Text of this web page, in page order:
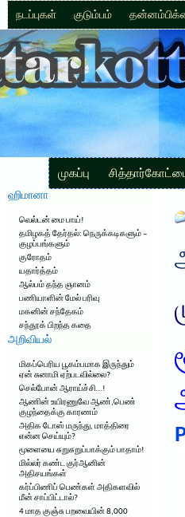
நடப்புகள் குடும்பம்
முகப்பு சித்தார்கோட்டை
ஹிமானா
வெல்டன் மை பாய்!
தமிழகத் தேர்தல்: நெருக்கடிகளும் –
குழப்பங்களும்
குரோதம்
யதார்த்தம்
ஆல்பம் தந்த ஞானம்
பணியாளின் மேல் பரிவு
மகனின் சந்தேகம்
சந்தூக் பிறந்த கதை
அறிவியல்
மிகப்பெரிய பூகம்பமாக இருந்தும்
ஏன் சுனாமி ஏற்படவில்லை?
செல்போன் ஆராய்ச்சி…!
ஆணின் உயிரணுவே ஆண்,பெண்
குழந்தைக்கு காரணம்
அதிக டோஸ் மருந்து, மாத்திரை
என்ன செய்யும்?
மூளையை சுறுசுறுப்பாக்கும் பாதாம்!
மில்லர் கண்ட குர்ஆனின்
அதிசயங்கள்
கர்ப்பிணிப் பெண்கள் அதிகளவில்
மீன் சாப்பிட்டால்?
4 மாத குஞ்சு பறவையின் 8,000